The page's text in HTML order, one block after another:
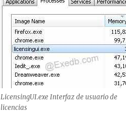
LicensingUI.exe Interfaz de usuario de
licencias